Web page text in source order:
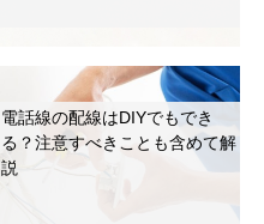
電話線の配線はDIYでもでき
る？注意すべきことも含めて解
説